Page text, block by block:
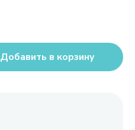
Добавить в корзину